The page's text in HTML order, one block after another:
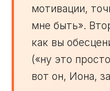
мотивации,
мне быть».
как вы
(«ну это
вот он, Иона,